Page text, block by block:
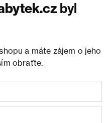
byl
a máte zájem o jeho
obraťte.